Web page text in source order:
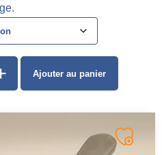
Ajouter au panier